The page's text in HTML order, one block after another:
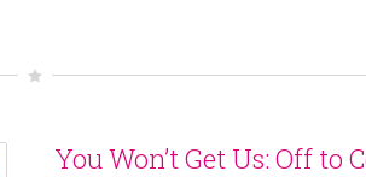
You Won’t Get Us: Off to